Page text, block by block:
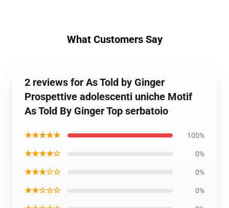
What Customers Say
2 reviews for As Told by Ginger
Prospettive adolescenti uniche Motif
As Told By Ginger Top serbatoio
★★★★★ 100%
★★★★☆ 0%
★★★☆☆ 0%
★★☆☆☆ 0%